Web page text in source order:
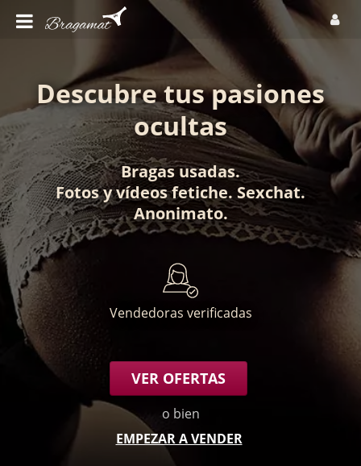
Descubre tus pasiones
ocultas
Bragas usadas.
Fotosyvídeos fetiche. Sexchat.
Anonimato.
Vendedoras verificadas
VER OFERTAS
o bien
EMPEZAR A VENDER